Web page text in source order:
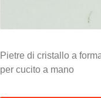
Pietre di cristallo a
per cucito a mano